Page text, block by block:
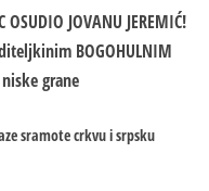
OSUDIO JOVANU JEREMIĆ!
BOGOHULNIM
grane
sramote crkvu i srpsku